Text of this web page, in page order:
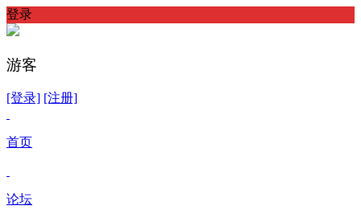
登录
游客
[登录] [注册]
首页
论坛